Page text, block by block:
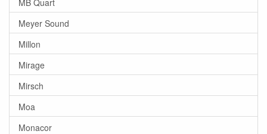
Meyer Sound
Millon
Mirage
Mirsch
Moa
Monacor